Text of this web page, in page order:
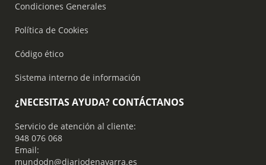
Condiciones Generales
Política de Cookies
Código ético
Sistema interno de información
¿NECESITAS AYUDA? CONTÁCTANOS
Servicio de atención al cliente:
948 076 068
Email:
mundodn@diariodenavarra.es